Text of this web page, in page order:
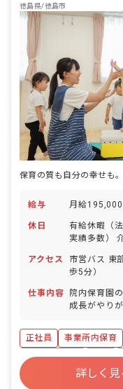
徳島県/徳島市
保育の質も自分の幸せも
給与 月給
休日
有給休暇（
実績多数）
日を付与）
アクセス
市営バス 東
歩5分）
仕事内容
院内保育園
成長がやり
食事・睡眠
・集団生活
の計画・実
正社員 事業所内保育
社会保険完備
有給
昇給昇進
詳しく見